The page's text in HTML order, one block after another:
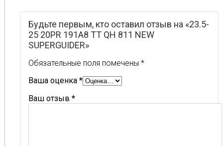
Будьте первым, кто оставил отзыв на «23.5-
25 20PR 191A8 TT QH 811 NEW
SUPERGUIDER»
Обязательные поля помечены *
Ваша оценка *
Ваш отзыв *